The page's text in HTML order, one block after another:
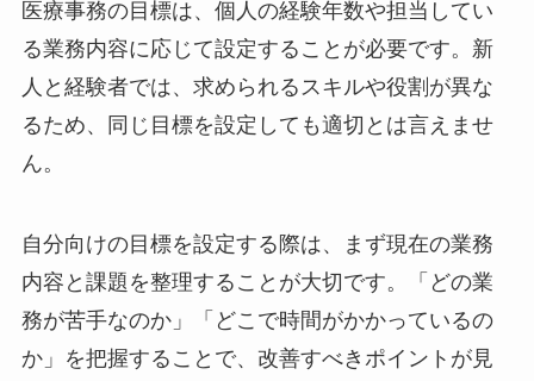
医療事務の目標は、個人の経験年数や担当してい
る業務内容に応じて設定することが必要です。新
人と経験者では、求められるスキルや役割が異な
るため、同じ目標を設定しても適切とは言えませ
ん。
自分向けの目標を設定する際は、まず現在の業務
内容と課題を整理することが大切です。「どの業
務が苦手なのか」「どこで時間がかかっているの
か」を把握することで、改善すべきポイントが見